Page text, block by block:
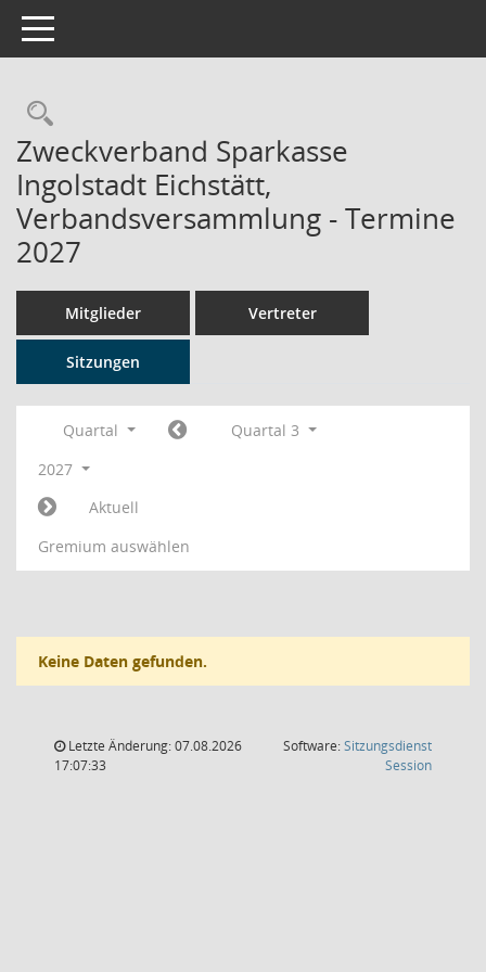
Toggle navigation
Rechercheauswahl
Zweckverband Sparkasse
Ingolstadt Eichstätt,
Verbandsversammlung - Termine
2027
Mitglieder Vertreter
Sitzungen
Quartal
Quartal 3
2027
Aktuell
Gremium auswählen
Keine Daten gefunden.
Letzte Änderung: 07.08.2026
17:07:33
Software:Sitzungsdienst
Session(Wird in